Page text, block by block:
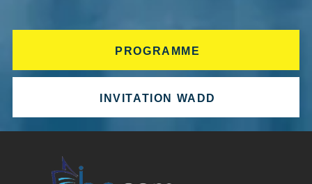
PROGRAMME
INVITATION WADD